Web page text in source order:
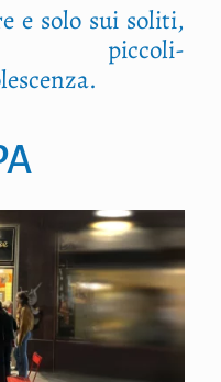
e solo sui soliti,